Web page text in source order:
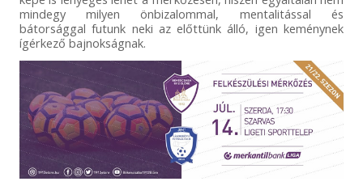
mindegy milyen önbizalommal, mentalitással és
bátorsággal futunk neki az előttünk álló, igen keménynek
ígérkező bajnokságnak.